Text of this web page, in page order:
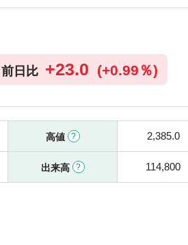
前日比 +23.0 (+0.99％)
高値 2,385.0
出来高 114,800